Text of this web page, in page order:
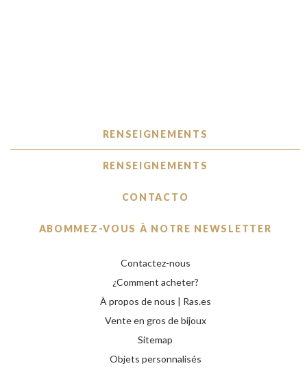
RENSEIGNEMENTS
RENSEIGNEMENTS
CONTACTO
ABOMMEZ-VOUS À NOTRE NEWSLETTER
Contactez-nous
¿Comment acheter?
À propos de nous | Ras.es
Vente en gros de bijoux
Sitemap
Objets personnalisés